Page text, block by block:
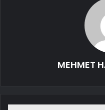
MEHMET